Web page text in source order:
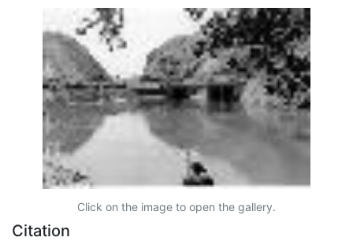
Click on the image to open the gallery.
Citation